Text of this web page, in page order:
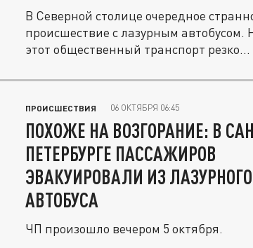
В Северной столице очередное
происшествие с лазурным автобусом.
этот общественный транспорт резко...
ПРОИСШЕСТВИЯ 06 ОКТЯБРЯ 06:45
ПОХОЖЕ НА ВОЗГОРАНИЕ: В
ПЕТЕРБУРГЕ ПАССАЖИРОВ
ЭВАКУИРОВАЛИ ИЗ ЛАЗУРНОГО
АВТОБУСА
ЧП произошло вечером 5 октября.